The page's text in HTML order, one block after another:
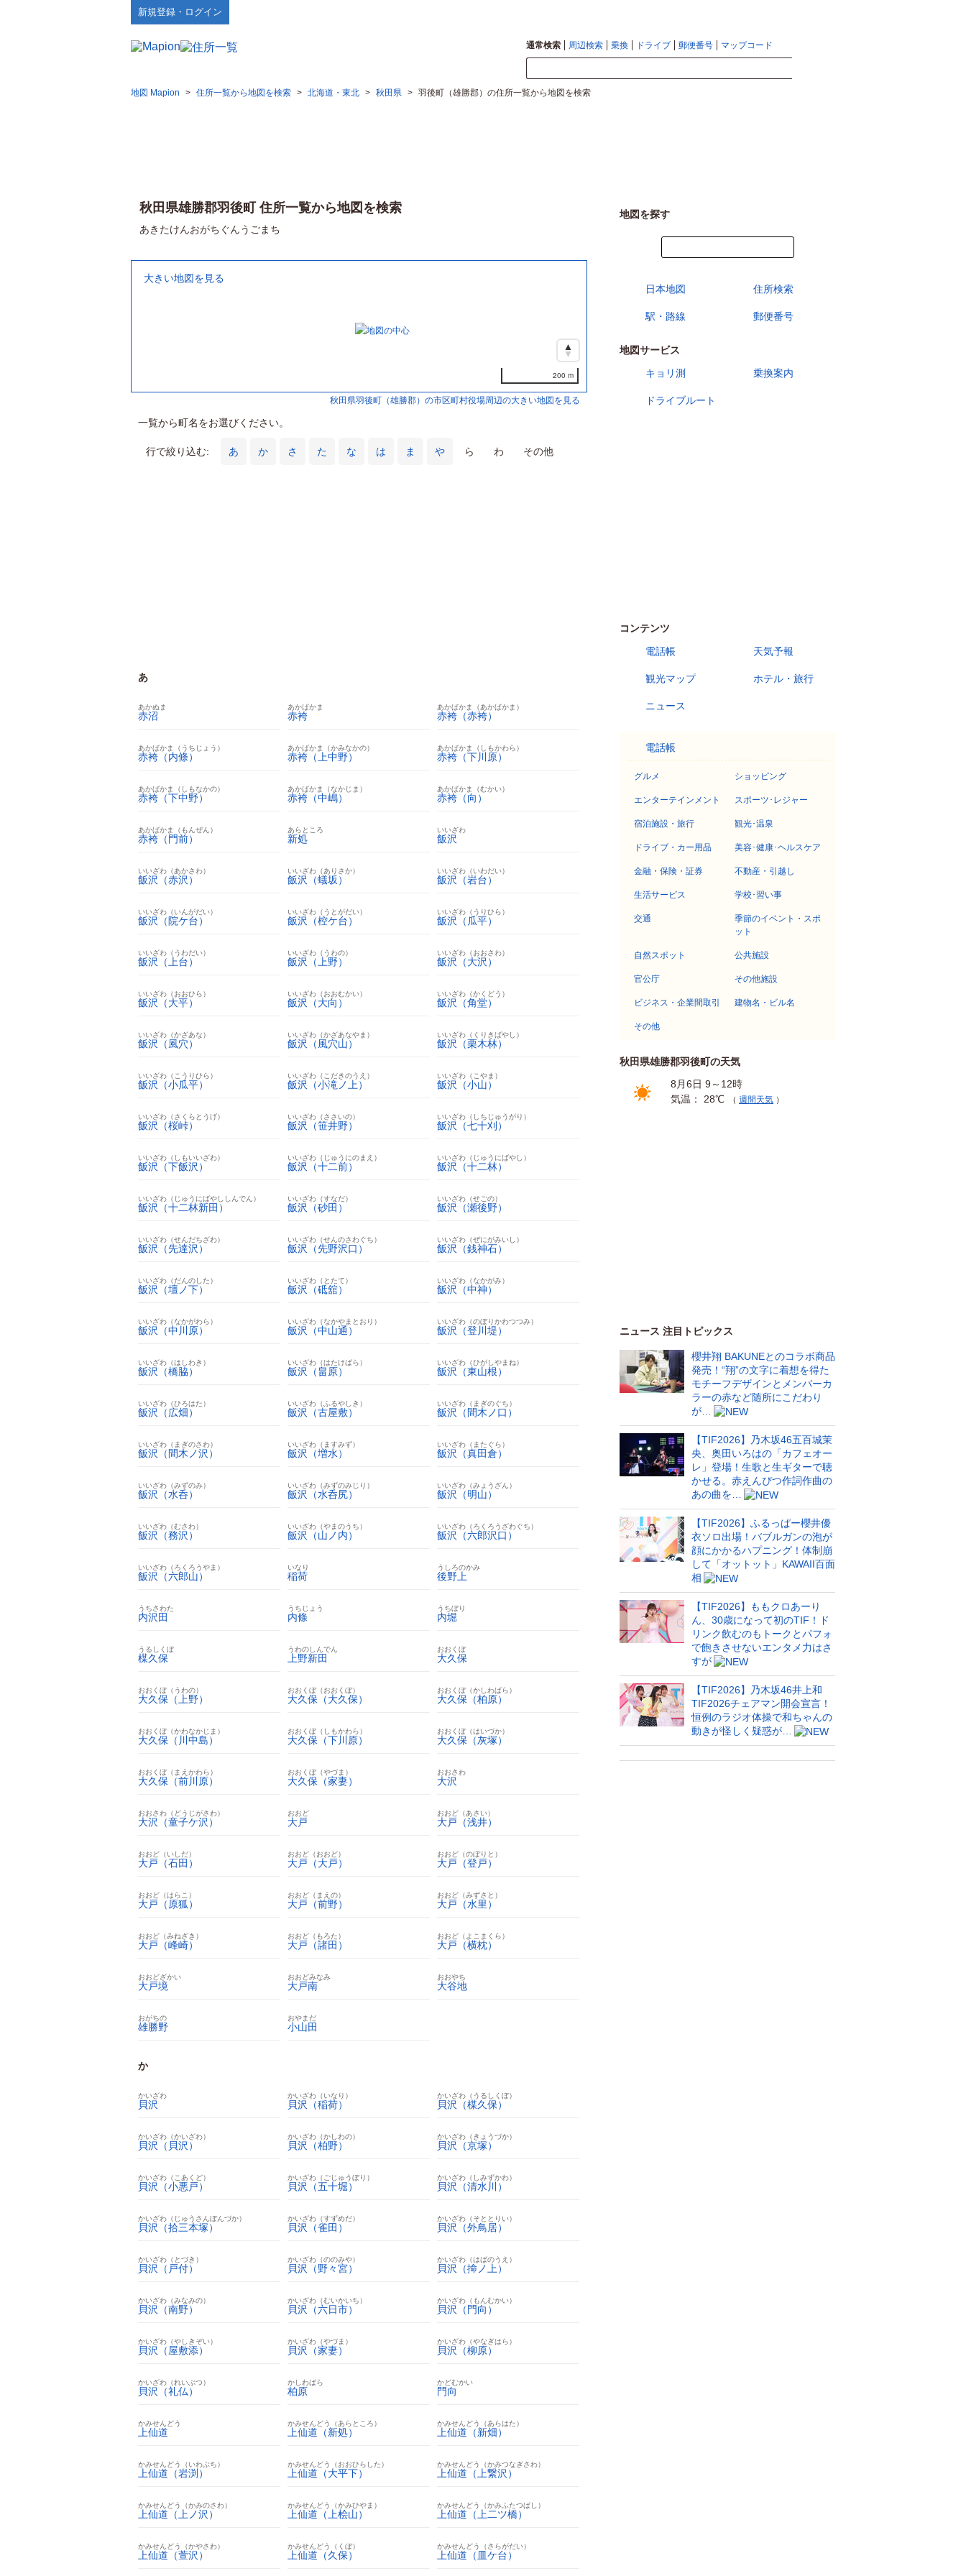
新規登録・ログイン
通常検索 周辺検索 乗換 ドライブ 郵便番号 マップコード
地図 Mapion > 住所一覧から地図を検索 > 北海道・東北 > 秋田県 > 羽後町（雄勝郡）の住所一覧から地図を検索
秋田県雄勝郡羽後町 住所一覧から地図を検索
あきたけんおがちぐんうごまち
200 m
秋田県羽後町（雄勝郡）の市区町村役場周辺の大きい地図を見る
大きい地図を見る
一覧から町名をお選びください。
行で絞り込む: あ か さ た な は ま や ら わ その他
あ
あかぬま
赤沼
あかばかま
赤袴
あかばかま（あかばかま）
赤袴（赤袴）
あかばかま（うちじょう）
赤袴（内條）
あかばかま（かみなかの）
赤袴（上中野）
あかばかま（しもかわら）
赤袴（下川原）
あかばかま（しもなかの）
赤袴（下中野）
あかばかま（なかじま）
赤袴（中嶋）
あかばかま（むかい）
赤袴（向）
あかばかま（もんぜん）
赤袴（門前）
あらところ
新処
いいざわ
飯沢
いいざわ（あかさわ）
飯沢（赤沢）
いいざわ（ありさか）
飯沢（蟻坂）
いいざわ（いわだい）
飯沢（岩台）
いいざわ（いんがだい）
飯沢（院ケ台）
いいざわ（うとがだい）
飯沢（椌ケ台）
いいざわ（うりひら）
飯沢（瓜平）
いいざわ（うわだい）
飯沢（上台）
いいざわ（うわの）
飯沢（上野）
いいざわ（おおさわ）
飯沢（大沢）
いいざわ（おおひら）
飯沢（大平）
いいざわ（おおむかい）
飯沢（大向）
いいざわ（かくどう）
飯沢（角堂）
いいざわ（かざあな）
飯沢（風穴）
いいざわ（かざあなやま）
飯沢（風穴山）
いいざわ（くりきばやし）
飯沢（栗木林）
いいざわ（こうりひら）
飯沢（小瓜平）
いいざわ（こだきのうえ）
飯沢（小滝ノ上）
いいざわ（こやま）
飯沢（小山）
いいざわ（さくらとうげ）
飯沢（桜峠）
いいざわ（ささいの）
飯沢（笹井野）
いいざわ（しちじゅうがり）
飯沢（七十刈）
いいざわ（しもいいざわ）
飯沢（下飯沢）
いいざわ（じゅうにのまえ）
飯沢（十二前）
いいざわ（じゅうにばやし）
飯沢（十二林）
いいざわ（じゅうにばやししんでん）
飯沢（十二林新田）
いいざわ（すなだ）
飯沢（砂田）
いいざわ（せごの）
飯沢（瀬後野）
いいざわ（せんだちざわ）
飯沢（先達沢）
いいざわ（せんのさわぐち）
飯沢（先野沢口）
いいざわ（ぜにがみいし）
飯沢（銭神石）
いいざわ（だんのした）
飯沢（壇ノ下）
いいざわ（とたて）
飯沢（砥舘）
いいざわ（なかがみ）
飯沢（中神）
いいざわ（なかがわら）
飯沢（中川原）
いいざわ（なかやまとおり）
飯沢（中山通）
いいざわ（のぼりかわつつみ）
飯沢（登川堤）
いいざわ（はしわき）
飯沢（橋脇）
いいざわ（はたけばら）
飯沢（畠原）
いいざわ（ひがしやまね）
飯沢（東山根）
いいざわ（ひろはた）
飯沢（広畑）
いいざわ（ふるやしき）
飯沢（古屋敷）
いいざわ（まぎのぐち）
飯沢（間木ノ口）
いいざわ（まぎのさわ）
飯沢（間木ノ沢）
いいざわ（ますみず）
飯沢（増水）
いいざわ（またぐら）
飯沢（真田倉）
いいざわ（みずのみ）
飯沢（水呑）
いいざわ（みずのみじり）
飯沢（水呑尻）
いいざわ（みょうざん）
飯沢（明山）
いいざわ（むさわ）
飯沢（務沢）
いいざわ（やまのうち）
飯沢（山ノ内）
いいざわ（ろくろうざわぐち）
飯沢（六郎沢口）
いいざわ（ろくろうやま）
飯沢（六郎山）
いなり
稲荷
うしろのかみ
後野上
うちさわた
内沢田
うちじょう
内條
うちぼり
内堀
うるしくぼ
楳久保
うわのしんでん
上野新田
おおくぼ
大久保
おおくぼ（うわの）
大久保（上野）
おおくぼ（おおくぼ）
大久保（大久保）
おおくぼ（かしわばら）
大久保（柏原）
おおくぼ（かわなかじま）
大久保（川中島）
おおくぼ（しもかわら）
大久保（下川原）
おおくぼ（はいづか）
大久保（灰塚）
おおくぼ（まえかわら）
大久保（前川原）
おおくぼ（やづま）
大久保（家妻）
おおさわ
大沢
おおさわ（どうじがさわ）
大沢（童子ケ沢）
おおど
大戸
おおど（あさい）
大戸（浅井）
おおど（いしだ）
大戸（石田）
おおど（おおど）
大戸（大戸）
おおど（のぼりと）
大戸（登戸）
おおど（はらこ）
大戸（原狐）
おおど（まえの）
大戸（前野）
おおど（みずさと）
大戸（水里）
おおど（みねざき）
大戸（峰崎）
おおど（もろた）
大戸（諸田）
おおど（よこまくら）
大戸（横枕）
おおどざかい
大戸境
おおどみなみ
大戸南
おおやち
大谷地
おがちの
雄勝野
おやまだ
小山田
か
かいざわ
貝沢
かいざわ（いなり）
貝沢（稲荷）
かいざわ（うるしくぼ）
貝沢（楳久保）
かいざわ（かいざわ）
貝沢（貝沢）
かいざわ（かしわの）
貝沢（柏野）
かいざわ（きょうづか）
貝沢（京塚）
かいざわ（こあくど）
貝沢（小悪戸）
かいざわ（ごじゅうぼり）
貝沢（五十堀）
かいざわ（しみずかわ）
貝沢（清水川）
かいざわ（じゅうさんぼんづか）
貝沢（拾三本塚）
かいざわ（すずめだ）
貝沢（雀田）
かいざわ（そととりい）
貝沢（外鳥居）
かいざわ（とづき）
貝沢（戸付）
かいざわ（ののみや）
貝沢（野々宮）
かいざわ（はばのうえ）
貝沢（掵ノ上）
かいざわ（みなみの）
貝沢（南野）
かいざわ（むいかいち）
貝沢（六日市）
かいざわ（もんむかい）
貝沢（門向）
かいざわ（やしきぞい）
貝沢（屋敷添）
かいざわ（やづま）
貝沢（家妻）
かいざわ（やなぎはら）
貝沢（柳原）
かいざわ（れいぶつ）
貝沢（礼仏）
かしわばら
柏原
かどむかい
門向
かみせんどう
上仙道
かみせんどう（あらところ）
上仙道（新処）
かみせんどう（あらはた）
上仙道（新畑）
かみせんどう（いわぶち）
上仙道（岩渕）
かみせんどう（おおひらした）
上仙道（大平下）
かみせんどう（かみつなぎさわ）
上仙道（上繋沢）
かみせんどう（かみのさわ）
上仙道（上ノ沢）
かみせんどう（かみひやま）
上仙道（上桧山）
かみせんどう（かみふたつばし）
上仙道（上二ツ橋）
かみせんどう（かやさわ）
上仙道（萱沢）
かみせんどう（くぼ）
上仙道（久保）
かみせんどう（さらがだい）
上仙道（皿ケ台）
地図を探す
日本地図 住所検索
駅・路線 郵便番号
地図サービス
キョリ測
乗換案内
ドライブルート
コンテンツ
電話帳
天気予報
観光マップ ホテル・旅行
ニュース
電話帳
グルメ ショッピング
エンターテインメント スポーツ･レジャー
宿泊施設・旅行 観光･温泉
ドライブ・カー用品 美容･健康･ヘルスケア
金融・保険・証券 不動産・引越し
生活サービス 学校･習い事
交通
季節のイベント・スポ
ット
自然スポット 公共施設
官公庁 その他施設
ビジネス・企業間取引 建物名・ビル名
その他
秋田県雄勝郡羽後町の天気
8月6日 9～12時
気温： 28℃
（ 週間天気 ）
ニュース 注目トピックス
櫻井翔 BAKUNEとのコラボ商品
発売！“翔”の文字に着想を得た
モチーフデザインとメンバーカ
ラーの赤など随所にこだわり
が…
【TIF2026】乃木坂46五百城茉
央、奥田いろはの「カフェオー
レ」登場！生歌と生ギターで聴
かせる。赤えんぴつ作詞作曲の
あの曲を…
【TIF2026】ふるっぱー櫻井優
衣ソロ出場！バブルガンの泡が
顔にかかるハプニング！体制崩
して「オットット」KAWAII百面
相
【TIF2026】ももクロあーり
ん、30歳になって初のTIF！ド
リンク飲むのもトークとパフォ
で飽きさせないエンタメ力はさ
すが
【TIF2026】乃木坂46井上和
TIF2026チェアマン開会宣言！
恒例のラジオ体操で和ちゃんの
動きが怪しく疑惑が…